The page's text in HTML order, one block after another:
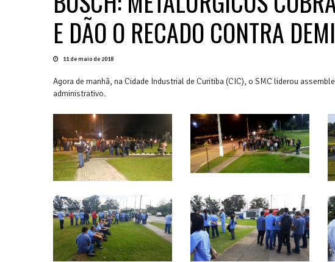
E DÃO O RECADO CONTRA
11 de maio de 2018
Agora de manhã, na Cidade Industrial de Curitiba (CIC), o SMC liderou
administrativo.